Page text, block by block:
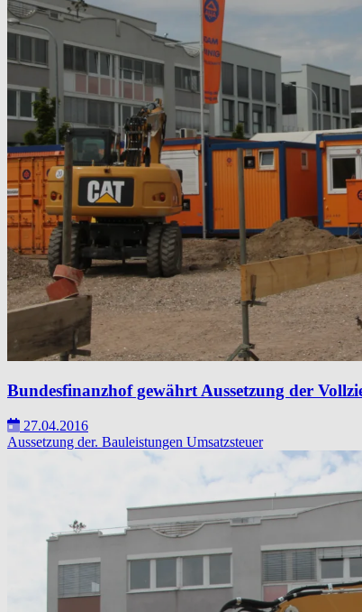
Bundesfinanzhof gewährt Aussetzung der
27.04.2016
Aussetzung der. Bauleistungen Umsatzsteuer